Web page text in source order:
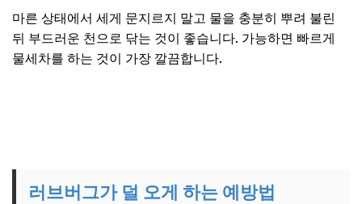
마른 상태에서 세게 문지르지 말고 물을 충분히 뿌려 불린
뒤 부드러운 천으로 닦는 것이 좋습니다. 가능하면 빠르게
물세차를 하는 것이 가장 깔끔합니다.
러브버그가 덜 오게 하는 예방법